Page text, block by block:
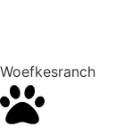
Woefkesranch